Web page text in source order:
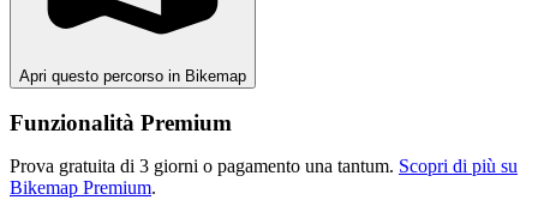
Apri questo percorso in Bikemap
Funzionalità Premium
Prova gratuita di 3 giorni o pagamento una tantum. Scopri di più su
Bikemap Premium.